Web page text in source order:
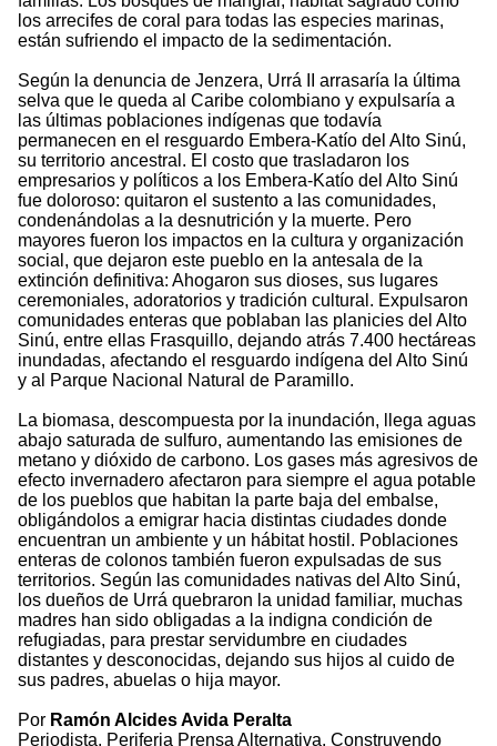
los arrecifes de coral para todas las especies marinas,
están sufriendo el impacto de la sedimentación.
Según la denuncia de Jenzera, Urrá II arrasaría la última
selva que le queda al Caribe colombiano y expulsaría a
las últimas poblaciones indígenas que todavía
permanecen en el resguardo Embera-Katío del Alto Sinú,
su territorio ancestral. El costo que trasladaron los
empresarios y políticos a los Embera-Katío del Alto Sinú
fue doloroso: quitaron el sustento a las comunidades,
condenándolas a la desnutrición y la muerte. Pero
mayores fueron los impactos en la cultura y organización
social, que dejaron este pueblo en la antesala de la
extinción definitiva: Ahogaron sus dioses, sus lugares
ceremoniales, adoratorios y tradición cultural. Expulsaron
comunidades enteras que poblaban las planicies del Alto
Sinú, entre ellas Frasquillo, dejando atrás 7.400 hectáreas
inundadas, afectando el resguardo indígena del Alto Sinú
y al Parque Nacional Natural de Paramillo.
La biomasa, descompuesta por la inundación, llega aguas
abajo saturada de sulfuro, aumentando las emisiones de
metano y dióxido de carbono. Los gases más agresivos de
efecto invernadero afectaron para siempre el agua potable
de los pueblos que habitan la parte baja del embalse,
obligándolos a emigrar hacia distintas ciudades donde
encuentran un ambiente y un hábitat hostil. Poblaciones
enteras de colonos también fueron expulsadas de sus
territorios. Según las comunidades nativas del Alto Sinú,
los dueños de Urrá quebraron la unidad familiar, muchas
madres han sido obligadas a la indigna condición de
refugiadas, para prestar servidumbre en ciudades
distantes y desconocidas, dejando sus hijos al cuido de
sus padres, abuelas o hija mayor.
Por Ramón Alcides Avida Peralta
Periodista. Periferia Prensa Alternativa. Construyendo